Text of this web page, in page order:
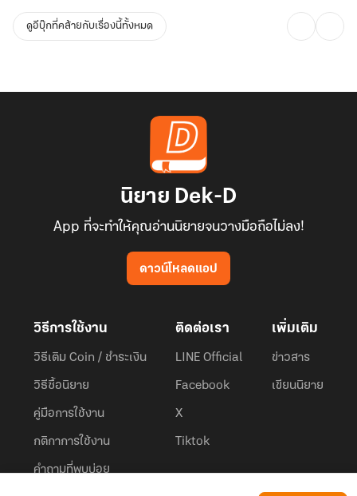
ดูอีบุ๊กที่คล้ายกับเรื่องนี้ทั้งหมด
นิยาย Dek-D
App ที่จะทำให้คุณอ่านนิยายจนวางมือถือไม่ลง!
ดาวน์โหลดแอป
วิธีการใช้งาน
วิธีเติม Coin / ชำระเงิน
วิธีซื้อนิยาย
คู่มือการใช้งาน
กติกาการใช้งาน
คำถามที่พบบ่อย
ติดต่อเรา
LINE Official
Facebook
X
Tiktok
เพิ่มเติม
ข่าวสาร
เขียนนิยาย